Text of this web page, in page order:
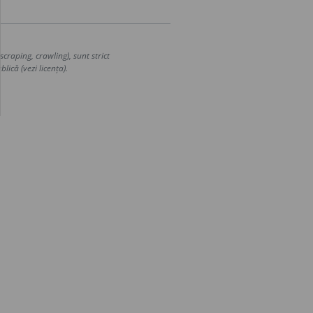
crawling), sunt strict
(vezi licența).